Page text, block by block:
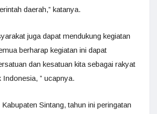
daerah,” katanya.
juga dapat mendukung kegiatan
berharap kegiatan ini dapat
dan kesatuan kita sebagai rakyat
Indonesia, ” ucapnya.
Sintang, tahun ini peringatan